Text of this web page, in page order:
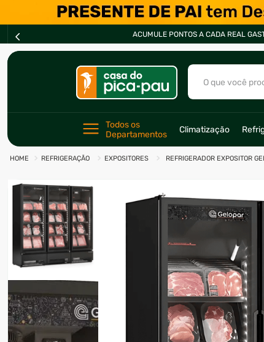
PARCELE EM ATÉ
O que você
Todos os
Departamentos
Climatização
REFRIGERAÇÃO EXPOSITORES REFRIGERADOR EXPOSITOR
2º
fogão
4º
forno
cervejeira
7º
ventilador
8º
motosserra
º
lavadora
10 º climatizador